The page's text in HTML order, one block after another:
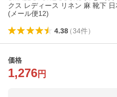
クス レディース リネン 麻 靴下
(メール便12)
4.38（34件）
価格
1,276 円